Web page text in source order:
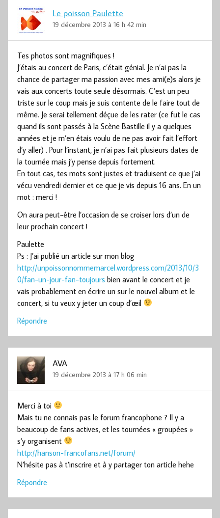
Le poisson Paulette
19 décembre 2013 à 16 h 42 min
Tes photos sont magnifiques !
J’étais au concert de Paris, c’était génial. Je n’ai pas la
chance de partager ma passion avec mes ami(e)s alors je
vais aux concerts toute seule désormais. C’est un peu
triste sur le coup mais je suis contente de le faire tout de
même. Je serai tellement déçue de les rater (ce fut le cas
quand ils sont passés à la Scène Bastille il y a quelques
années et je m’en étais voulu de ne pas avoir fait l’effort
d’y aller) . Pour l’instant, je n’ai pas fait plusieurs dates de
la tournée mais j’y pense depuis fortement.
En tout cas, tes mots sont justes et traduisent ce que j’ai
vécu vendredi dernier et ce que je vis depuis 16 ans. En un
mot : merci !
On aura peut-être l’occasion de se croiser lors d’un de
leur prochain concert !
Paulette
Ps : J’ai publié un article sur mon blog
http://unpoissonnommemarcel.wordpress.com/2013/10/3
0/fan-un-jour-fan-toujours bien avant le concert et je
vais probablement en écrire un sur le nouvel album et le
concert, si tu veux y jeter un coup d’œil
Répondre
AVA
19 décembre 2013 à 17 h 06 min
Merci à toi
Mais tu ne connais pas le forum francophone ? Il y a
beaucoup de fans actives, et les tournées « groupées »
s’y organisent
http://hanson-francofans.net/forum/
N’hésite pas à t’inscrire et à y partager ton article hehe
Répondre